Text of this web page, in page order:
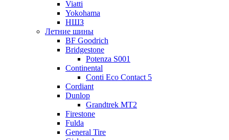
Viatti
Yokohama
НШЗ
Летние шины
BF Goodrich
Bridgestone
Potenza S001
Continental
Conti Eco Contact 5
Cordiant
Dunlop
Grandtrek MT2
Firestone
Fulda
General Tire